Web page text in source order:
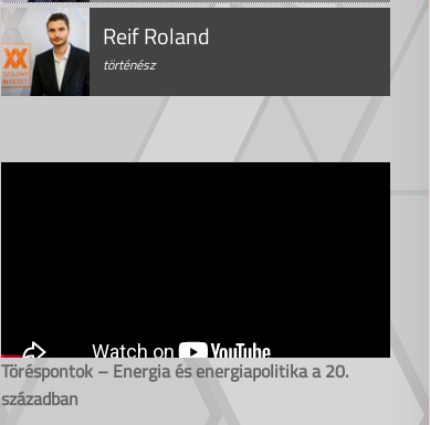
Reif Roland
történész
Töréspontok – Energia és energiapolitika a 20.
században